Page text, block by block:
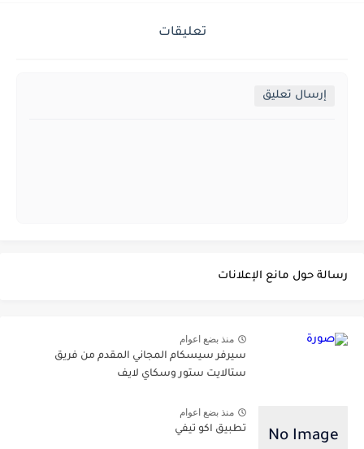
تعليقات
إرسال تعليق
رسالة حول مانع الإعلانات
منذ بضع اعوام
سيرفر سيسكام المجاني المقدم من فريق
ستالايت ستور وسكاي لايف
منذ بضع اعوام
تطبيق اكو تيفي